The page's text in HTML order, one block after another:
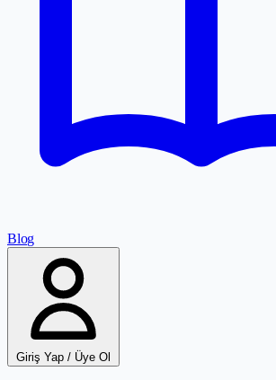
Blog
Giriş Yap / Üye Ol